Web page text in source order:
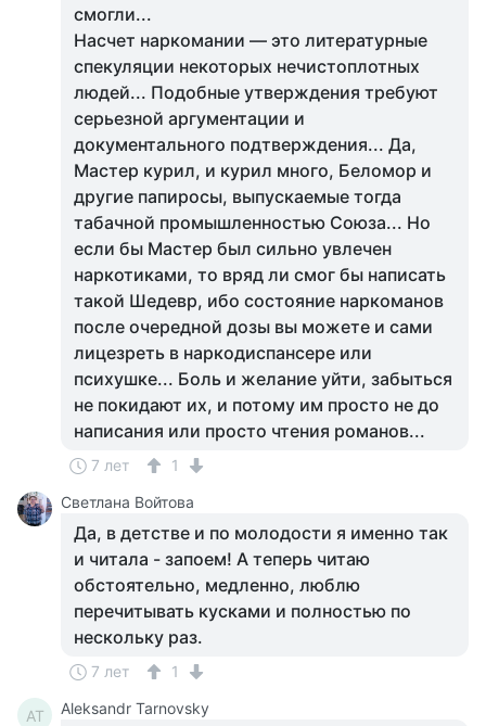
смогли...
Насчет наркомании — это литературные
спекуляции некоторых нечистоплотных
людей... Подобные утверждения требуют
серьезной аргументации и
документального подтверждения... Да,
Мастер курил, и курил много, Беломор и
другие папиросы, выпускаемые тогда
табачной промышленностью Союза... Но
если бы Мастер был сильно увлечен
наркотиками, то вряд ли смог бы написать
такой Шедевр, ибо состояние наркоманов
после очередной дозы вы можете и сами
лицезреть в наркодиспансере или
психушке... Боль и желание уйти, забыться
не покидают их, и потому им просто не до
написания или просто чтения романов...
7 лет
1
Светлана Войтова
Да, в детстве и по молодости я именно так
и читала - запоем! А теперь читаю
обстоятельно, медленно, люблю
перечитывать кусками и полностью по
нескольку раз.
7 лет 1
AT Aleksandr Tarnovsky